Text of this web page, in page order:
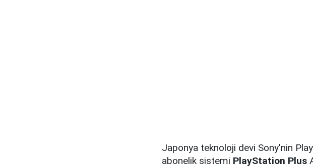
Japonya teknoloji devi Sony'nin
abonelik sistemi PlayStation Plus